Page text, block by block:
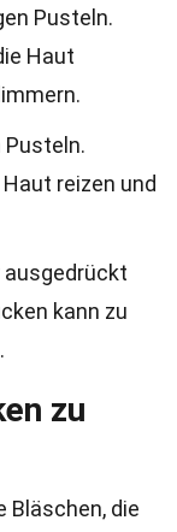
Pusteln.
Haut
Pusteln.
reizen und
kann zu
zu
Bläschen, die